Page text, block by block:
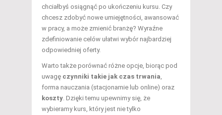
chciałbyś osiągnąć po ukończeniu kursu. Czy
chcesz zdobyć nowe umiejętności, awansować
w pracy, a może zmienić branżę? Wyraźne
zdefiniowanie celów ułatwi wybór najbardziej
odpowiedniej oferty.
Warto także porównać różne opcje, biorąc pod
uwagę czynniki takie jak czas trwania
forma nauczania (stacjonarnie lub online) oraz
koszty . Dzięki temu upewnimy się, że
wybieramy kurs, który jest nie tylko